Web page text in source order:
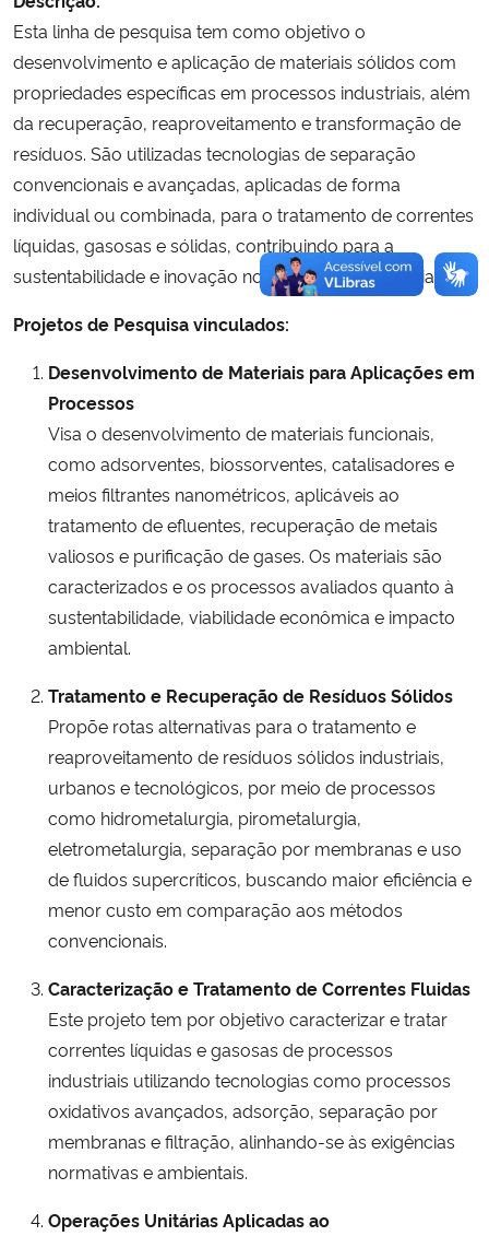
Esta linha de pesquisa tem como objetivo o
desenvolvimento e aplicação de materiais sólidos com
propriedades específicas em processos industriais, além
da recuperação, reaproveitamento e transformação de
resíduos. São utilizadas tecnologias de separação
convencionais e avançadas, aplicadas de forma
individual ou combinada, para o tratamento de correntes
líquidas, gasosas e sólidas, contribuindo para a
sustentabilidade e inovação nos processos industriais.
Projetos de Pesquisa vinculados:
Desenvolvimento de Materiais para Aplicações em
Processos
Visa o desenvolvimento de materiais funcionais,
como adsorventes, biossorventes, catalisadores e
meios filtrantes nanométricos, aplicáveis ao
tratamento de efluentes, recuperação de metais
valiosos e purificação de gases. Os materiais são
caracterizados e os processos avaliados quanto à
sustentabilidade, viabilidade econômica e impacto
ambiental.
Tratamento e Recuperação de Resíduos Sólidos
Propõe rotas alternativas para o tratamento e
reaproveitamento de resíduos sólidos industriais,
urbanos e tecnológicos, por meio de processos
como hidrometalurgia, pirometalurgia,
eletrometalurgia, separação por membranas e uso
de fluidos supercríticos, buscando maior eficiência e
menor custo em comparação aos métodos
convencionais.
Caracterização e Tratamento de Correntes Fluidas
Este projeto tem por objetivo caracterizar e tratar
correntes líquidas e gasosas de processos
industriais utilizando tecnologias como processos
oxidativos avançados, adsorção, separação por
membranas e filtração, alinhando-se às exigências
normativas e ambientais.
Operações Unitárias Aplicadas ao